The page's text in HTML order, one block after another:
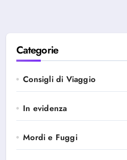
Categorie
Consigli di Viaggio
In evidenza
Mordi e Fuggi